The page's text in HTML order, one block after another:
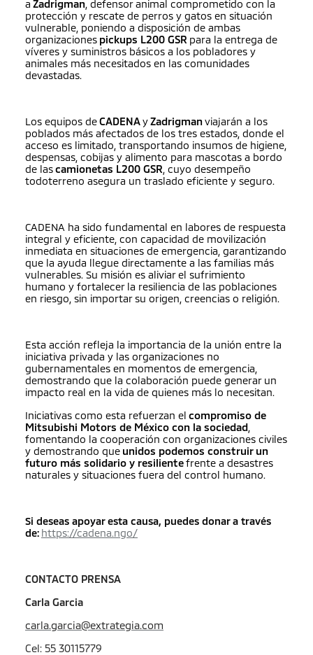
a Zadrigman, defensor animal comprometido con la
protección y rescate de perros y gatos en situación
vulnerable, poniendo a disposición de ambas
organizaciones pickups L200 GSR para la entrega de
víveres y suministros básicos a los pobladores y
animales más necesitados en las comunidades
devastadas.
Los equipos deCADENAyZadrigman viajarán a los
poblados más afectados de los tres estados, donde el
acceso es limitado, transportando insumos de higiene,
despensas, cobijas y alimento para mascotas a bordo
de lascamionetas L200 GSR, cuyo desempeño
todoterreno asegura un traslado eficiente y seguro.
CADENA ha sido fundamental en labores de respuesta
integral y eficiente, con capacidad de movilización
inmediata en situaciones de emergencia, garantizando
que la ayuda llegue directamente a las familias más
vulnerables. Su misión es aliviar el sufrimiento
humano y fortalecer la resiliencia de las poblaciones
en riesgo, sin importar su origen, creencias o religión.
Esta acción refleja la importancia de la unión entre la
iniciativa privada y las organizaciones no
gubernamentales en momentos de emergencia,
demostrando que la colaboración puede generar un
impacto real en la vida de quienes más lo necesitan.
Iniciativas como esta refuerzan el compromiso de
Mitsubishi Motors de México con la sociedad,
fomentando la cooperación con organizaciones civiles
y demostrando que unidos podemos construir un
futuro más solidario y resilientefrente a desastres
naturales y situaciones fuera del control humano.
Si deseas apoyar esta causa, puedes donar a través
de: https://cadena.ngo/
CONTACTO PRENSA
Carla Garcia
carla.garcia@extrategia.com
Cel: 55 30115779